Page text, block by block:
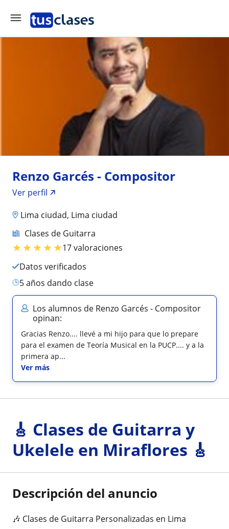
Renzo Garcés - Compositor
Ver perfil
Lima ciudad, Lima ciudad
Clases de Guitarra
★★★★★17 valoraciones
Datos verificados
5 años dando clase
Los alumnos de Renzo Garcés - Compositor
opinan:
Gracias Renzo.... llevé a mi hijo para que lo prepare
para el examen de Teoría Musical en la PUCP.... y a la
primera ap...
Ver más
🎸 Clases de Guitarra y
Ukelele en Miraflores 🎸
Descripción del anuncio
🎶 Clases de Guitarra Personalizadas en Lima